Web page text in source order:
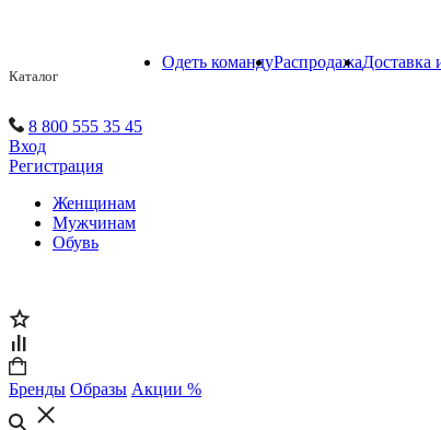
Каталог
Одеть командуРаспродажаДоставка
8 800 555 35 45
Вход
Регистрация
Женщинам
Мужчинам
Обувь
Бренды Образы Акции %